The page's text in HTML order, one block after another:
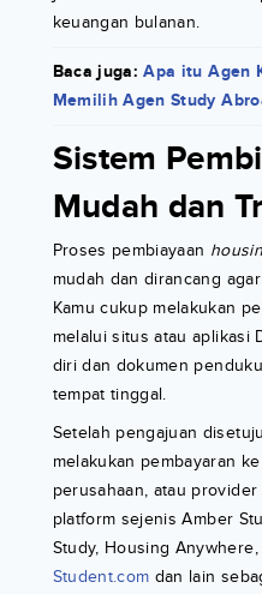
keuangan bulanan.
Baca juga: Apa itu Agen
Memilih Agen Study
Sistem
Mudah dan
Proses pembiayaan
mudah dan dirancang
Kamu cukup melakukan
melalui situs atau aplikasi
diri dan dokumen
tempat tinggal.
Setelah pengajuan
melakukan pembayaran
perusahaan, atau
platform sejenis Amber
Study, Housing
Student.com dan lain